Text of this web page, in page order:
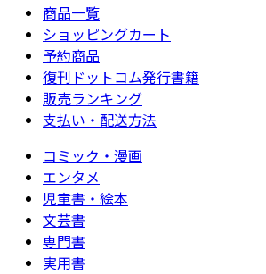
商品一覧
ショッピングカート
予約商品
復刊ドットコム発行書籍
販売ランキング
支払い・配送方法
コミック・漫画
エンタメ
児童書・絵本
文芸書
専門書
実用書